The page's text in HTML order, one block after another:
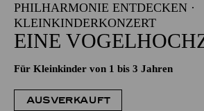
PHILHARMONIE ENTDECKEN ·
KLEINKINDERKONZERT
EINE
Für Kleinkinder von 1 bis 3 Jahren
AUSVERKAUFT